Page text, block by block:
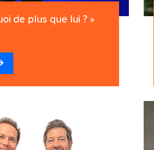
de plus que lui ? »